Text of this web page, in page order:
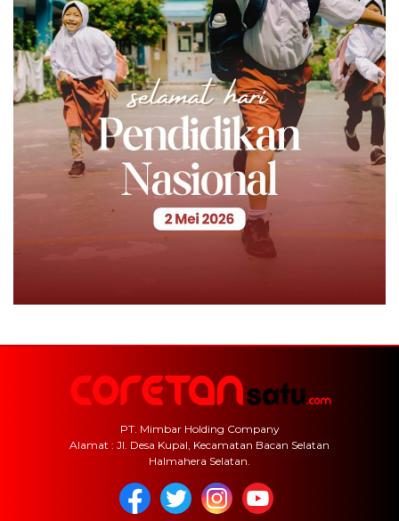
PT. Mimbar Holding Company
Alamat : Jl. Desa Kupal, Kecamatan Bacan Selatan
Halmahera Selatan.